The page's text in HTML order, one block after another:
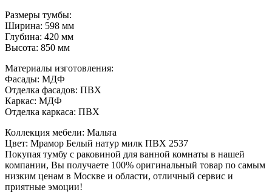
Размеры тумбы:
Ширина: 598 мм
Глубина: 420 мм
Высота: 850 мм
Материалы изготовления:
Фасады: МДФ
Отделка фасадов: ПВХ
Каркас: МДФ
Отделка каркаса: ПВХ
Коллекция мебели: Мальта
Цвет: Мрамор Белый натур милк ПВХ 2537
Покупая тумбу с раковиной для ванной комнаты в нашей
компании, Вы получаете 100% оригинальный товар по самым
низким ценам в Москве и области, отличный сервис и
приятные эмоции!